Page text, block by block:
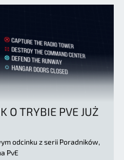
O TRYBIE PVE JUŻ
odcinku z serii Poradników,
PvE